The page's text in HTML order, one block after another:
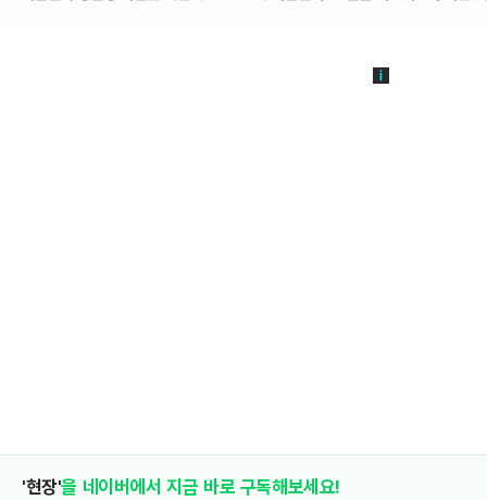
'현장'을 네이버에서 지금 바로 구독해보세요!